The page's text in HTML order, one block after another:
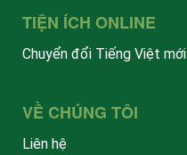
TIỆN ÍCH ONLINE
Chuyển đổi Tiếng Việt mới
VỀ CHÚNG TÔI
Liên hệ